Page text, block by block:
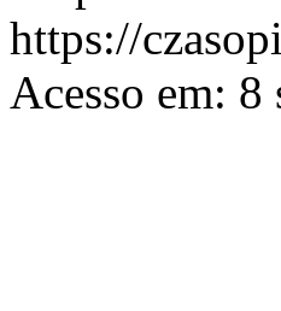
https://
Acesso em: 8